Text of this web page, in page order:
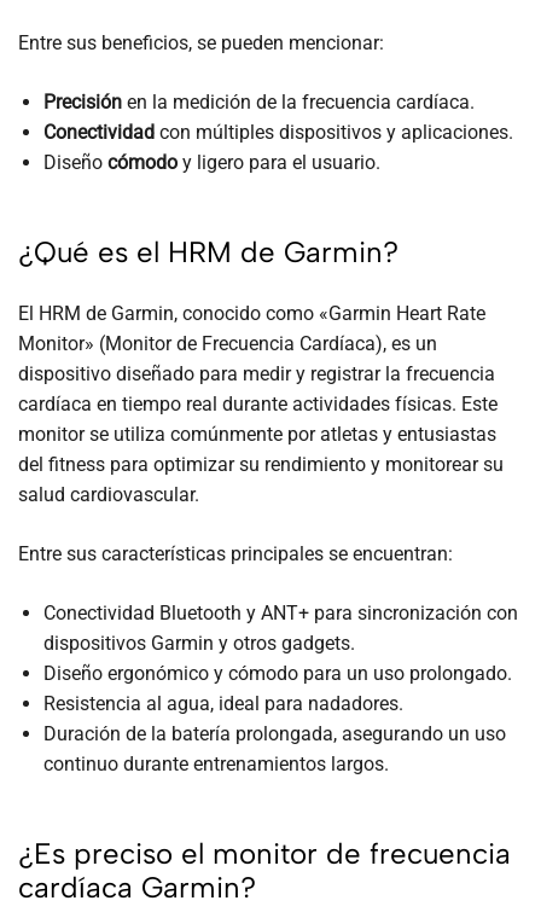
Entre sus beneficios, se pueden mencionar:
Precisiónen la medición de la frecuencia cardíaca.
Conectividadcon múltiples dispositivos y aplicaciones.
Diseño cómodoy ligero para el usuario.
¿Qué es el HRM de Garmin?
El HRM de Garmin, conocido como «Garmin Heart Rate
Monitor» (Monitor de Frecuencia Cardíaca), es un
dispositivo diseñado para medir y registrar la frecuencia
cardíaca en tiempo real durante actividades físicas. Este
monitor se utiliza comúnmente por atletas y entusiastas
del fitness para optimizar su rendimiento y monitorear su
salud cardiovascular.
Entre sus características principales se encuentran:
Conectividad Bluetooth y ANT+ para sincronización con
dispositivos Garmin y otros gadgets.
Diseño ergonómico y cómodo para un uso prolongado.
Resistencia al agua, ideal para nadadores.
Duración de la batería prolongada, asegurando un uso
continuo durante entrenamientos largos.
¿Es preciso el monitor de frecuencia
cardíaca Garmin?